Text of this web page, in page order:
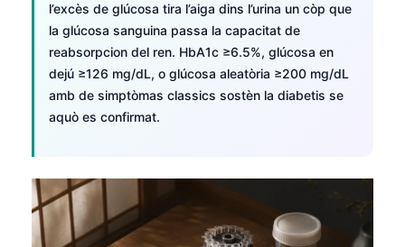
l’excès de glúcosa tira l’aiga dins l’urina un còp que
la glúcosa sanguina passa la capacitat de
reabsorpcion del ren. HbA1c ≥6.5%, glúcosa en
dejú ≥126 mg/dL, o glúcosa aleatòria ≥200 mg/dL
amb de simptòmas classics sostèn la diabetis se
aquò es confirmat.